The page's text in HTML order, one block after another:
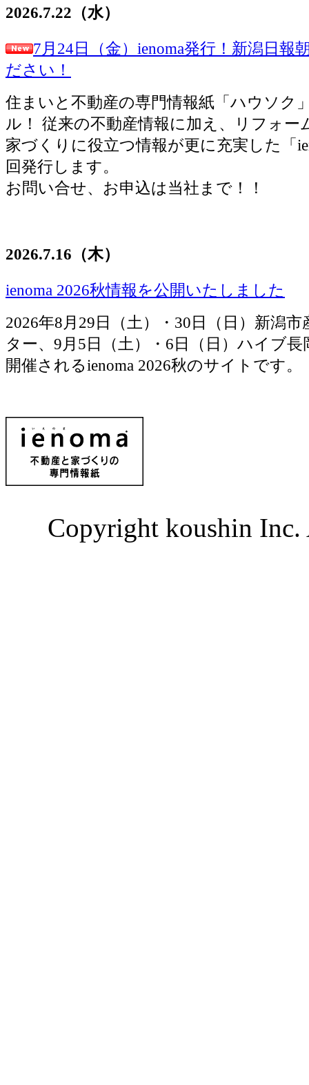
2026.7.22（水）
7月24日（金）ienoma発行！新潟日報
ださい！
住まいと不動産の専門情報紙「ハウソク
ル！ 従来の不動産情報に加え、リフォー
家づくりに役立つ情報が更に充実した「
回発行します。
お問い合せ、お申込は当社まで！！
2026.7.16（木）
ienoma 2026秋情報を公開いたしました
2026年8月29日（土）・30日（日）新潟
ター、9月5日（土）・6日（日）ハイブ
開催されるienoma 2026秋のサイトです。
Copyright koushin Inc.